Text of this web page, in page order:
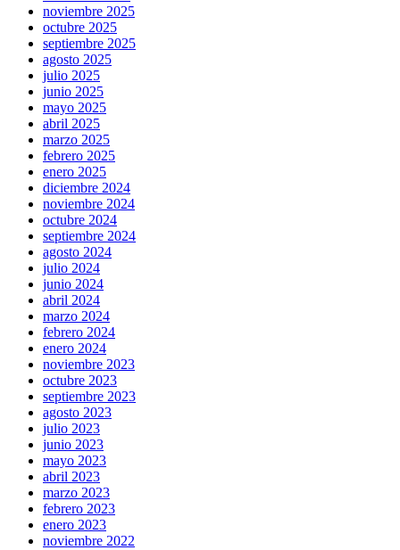
noviembre 2025
octubre 2025
septiembre 2025
agosto 2025
julio 2025
junio 2025
mayo 2025
abril 2025
marzo 2025
febrero 2025
enero 2025
diciembre 2024
noviembre 2024
octubre 2024
septiembre 2024
agosto 2024
julio 2024
junio 2024
abril 2024
marzo 2024
febrero 2024
enero 2024
noviembre 2023
octubre 2023
septiembre 2023
agosto 2023
julio 2023
junio 2023
mayo 2023
abril 2023
marzo 2023
febrero 2023
enero 2023
noviembre 2022